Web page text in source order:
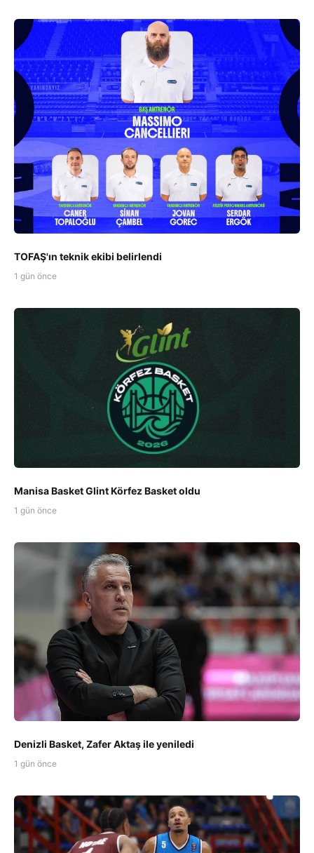
TOFAŞ'ın teknik ekibi belirlendi
1 gün önce
Manisa Basket Glint Körfez Basket oldu
1 gün önce
Denizli Basket, Zafer Aktaş ile yeniledi
1 gün önce